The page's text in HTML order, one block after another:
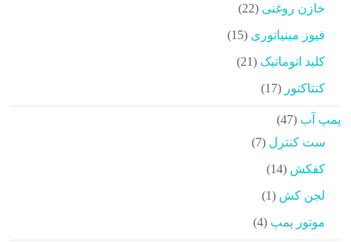
خازن روغنی 22
22
فیوز مینیاتوری 15
15
کلید اتوماتیک 21
21
کنتاکتور 17
17
پمپ آب
47
47
محصولاتست کنترل 7
7
کفکش 14
14
لجن کش 1
1
موتور پمپ 4
4